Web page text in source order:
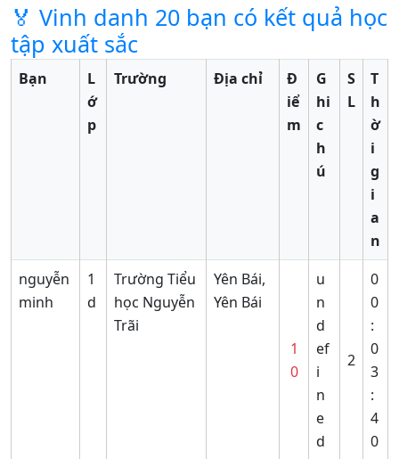
🏅 Vinh danh 20 bạn có kết quả học
tập xuất sắc
Bạn
L
ớ
p
Trường Địa chỉ
Đ
iể
m
G
hi
c
h
ú
S
L
T
h
ờ
i
g
i
a
n
nguyễn
minh
1
d
Trường Tiểu
học Nguyễn
Trãi
Yên Bái,
Yên Bái
1
0
u
n
d
ef
i
n
e
d
2
0
0
:
0
3
:
4
0